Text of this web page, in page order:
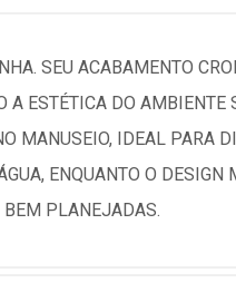
SEU ACABAMENTO
A ESTÉTICA DO
MANUSEIO, IDEAL PARA
ENQUANTO O DESIGN
BEM PLANEJADAS.